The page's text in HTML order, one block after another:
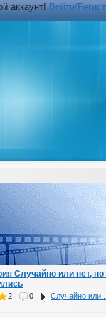
аккаунт!Войти/
Случайно или нет,
2 0 Случайно